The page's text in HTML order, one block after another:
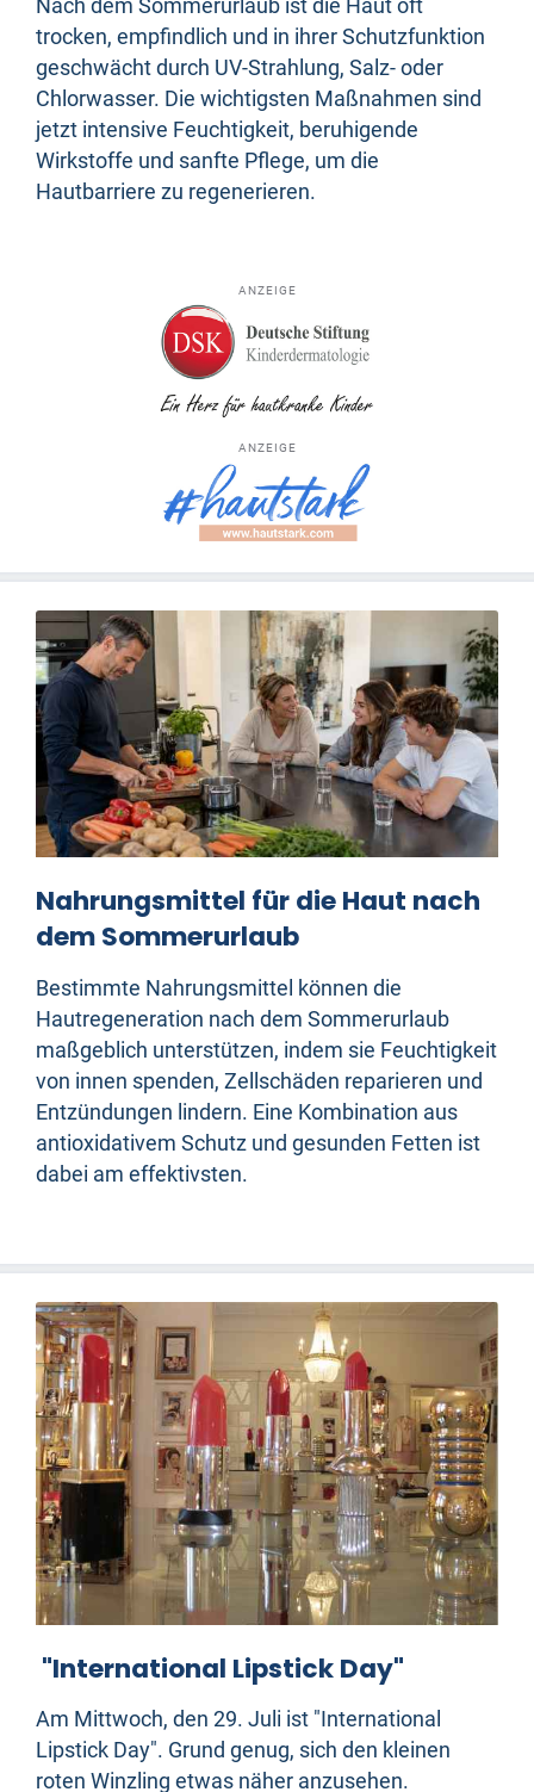
Nach dem Sommerurlaub ist die Haut oft
trocken, empfindlich und in ihrer Schutzfunktion
geschwächt durch UV-Strahlung, Salz- oder
Chlorwasser. Die wichtigsten Maßnahmen sind
jetzt intensive Feuchtigkeit, beruhigende
Wirkstoffe und sanfte Pflege, um die
Hautbarriere zu regenerieren.
ANZEIGE
ANZEIGE
Nahrungsmittel für die Haut nach
dem Sommerurlaub
Bestimmte Nahrungsmittel können die
Hautregeneration nach dem Sommerurlaub
maßgeblich unterstützen, indem sie Feuchtigkeit
von innen spenden, Zellschäden reparieren und
Entzündungen lindern. Eine Kombination aus
antioxidativem Schutz und gesunden Fetten ist
dabei am effektivsten.
"International Lipstick Day"
Am Mittwoch, den 29. Juli ist "International
Lipstick Day". Grund genug, sich den kleinen
roten Winzling etwas näher anzusehen.